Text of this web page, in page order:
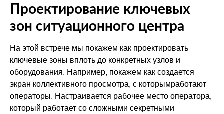
Проектирование ключевых
зон ситуационного центра
На этой встрече мы покажем как проектировать
ключевые зоны вплоть до конкретных узлов и
оборудования. Например, покажем как создается
экран коллективного просмотра, с которымработают
операторы. Настраивается рабочее место оператора,
который работает со сложными секретными